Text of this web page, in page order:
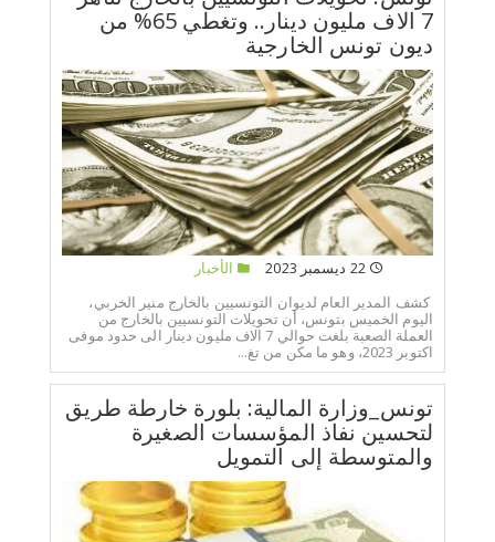
7 الاف مليون دينار.. وتغطي 65% من
ديون تونس الخارجية
22 ديسمبر 2023
الأخبار
كشف المدير العام لديوان التونسيين بالخارج منير الخربي،
اليوم الخميس بتونس، أن تحويلات التونسيين بالخارج من
العملة الصعبة بلغت حوالي 7 الاف مليون دينار الى حدود موفى
اكتوبر 2023، وهو ما مكن من تغ...
تونس_وزارة المالية: بلورة خارطة طريق
لتحسين نفاذ المؤسسات الصغيرة
والمتوسطة إلى التمويل